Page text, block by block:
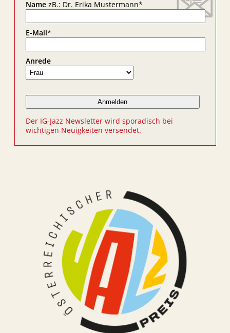
NamezB.: Dr. Erika Mustermann*
E-Mail*
Anrede
Der IG-Jazz Newsletter wird sporadisch bei
wichtigen Neuigkeiten versendet.